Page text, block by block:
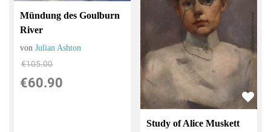
Mündung des Goulburn
River
vonJulian Ashton
€105.00
€60.90
Study of Alice Muskett